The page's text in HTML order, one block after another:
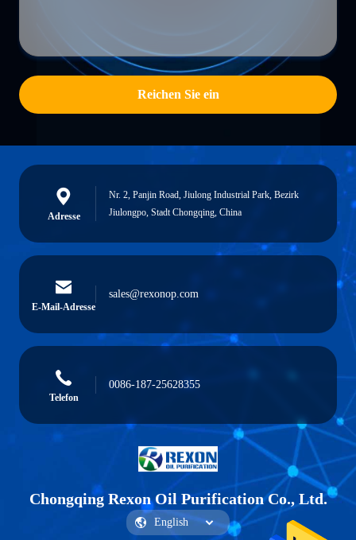
Reichen Sie ein
Adresse
Nr. 2, Panjin Road, Jiulong Industrial Park, Bezirk
Jiulongpo, Stadt Chongqing, China
E-Mail-Adresse
sales@rexonop.com
Telefon
0086-187-25628355
Chongqing Rexon Oil Purification Co., Ltd.